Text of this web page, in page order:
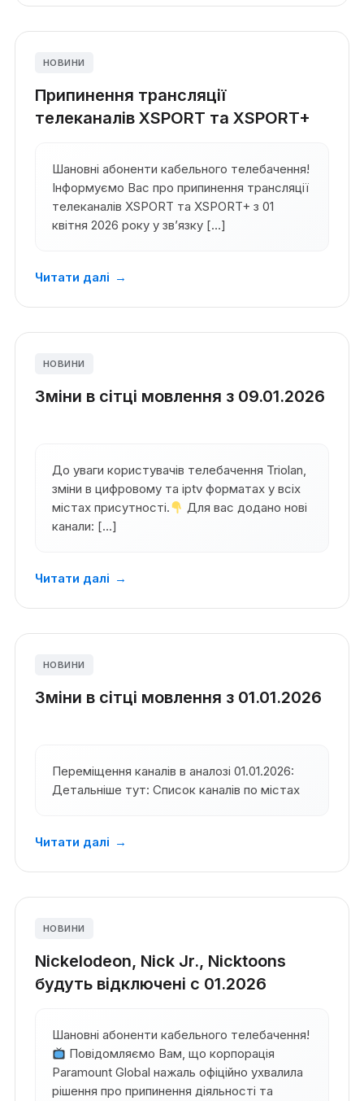
НОВИНИ
Припинення трансляції
телеканалів XSPORT та XSPORT+
Шановні абоненти кабельного телебачення!
Інформуємо Вас про припинення трансляції
телеканалів XSPORT та XSPORT+ з 01
квітня 2026 року у зв’язку […]
Читати далі →
НОВИНИ
Зміни в сітці мовлення з 09.01.2026
До уваги користувачів телебачення Triolan,
зміни в цифровому та iptv форматах у всіх
містах присутності.
Для вас додано нові
канали: […]
Читати далі →
НОВИНИ
Зміни в сітці мовлення з 01.01.2026
Переміщення каналів в аналозі 01.01.2026:
Детальніше тут: Список каналів по містах
Читати далі →
НОВИНИ
Nickelodeon, Nick Jr., Nicktoons
будуть відключені с 01.2026
Шановні абоненти кабельного телебачення!
Повідомляємо Вам, що корпорація
Paramount Global нажаль офіційно ухвалила
рішення про припинення діяльності та